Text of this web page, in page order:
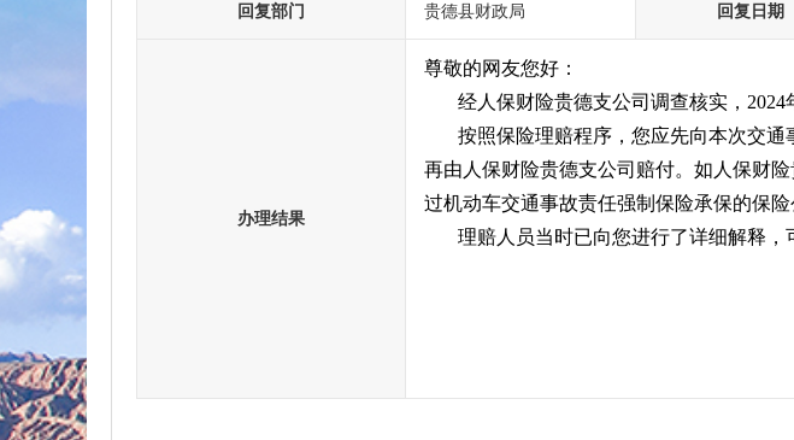
回复部门 贵德县财政局 回复日期
办理结果
尊敬的网友您好：
经人保财险贵德支公司调查核实，
按照保险理赔程序，您应先向本次交
再由人保财险贵德支公司赔付。如人保财
过机动车交通事故责任强制保险承保的保
理赔人员当时已向您进行了详细解释，